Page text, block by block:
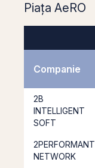
Piața AeRO
Companie
2B
INTELLIGENT
SOFT
2PERFORMANT
NETWORK